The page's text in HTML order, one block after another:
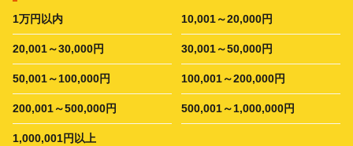
1万円以内 10,001～20,000円
20,001～30,000円 30,001～50,000円
50,001～100,000円 100,001～200,000円
200,001～500,000円 500,001～1,000,000円
1,000,001円以上